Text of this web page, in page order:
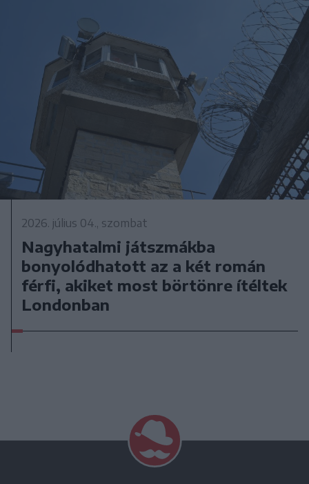
2026. július 04., szombat
Nagyhatalmi játszmákba
bonyolódhatott az a két román
férfi, akiket most börtönre ítéltek
Londonban